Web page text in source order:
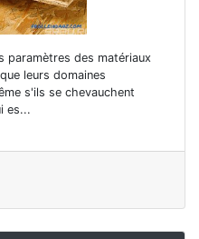
paramètres des matériaux
leurs domaines
s'ils se chevauchent
es...